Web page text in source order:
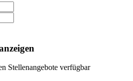
Stellenangebote verfügbar